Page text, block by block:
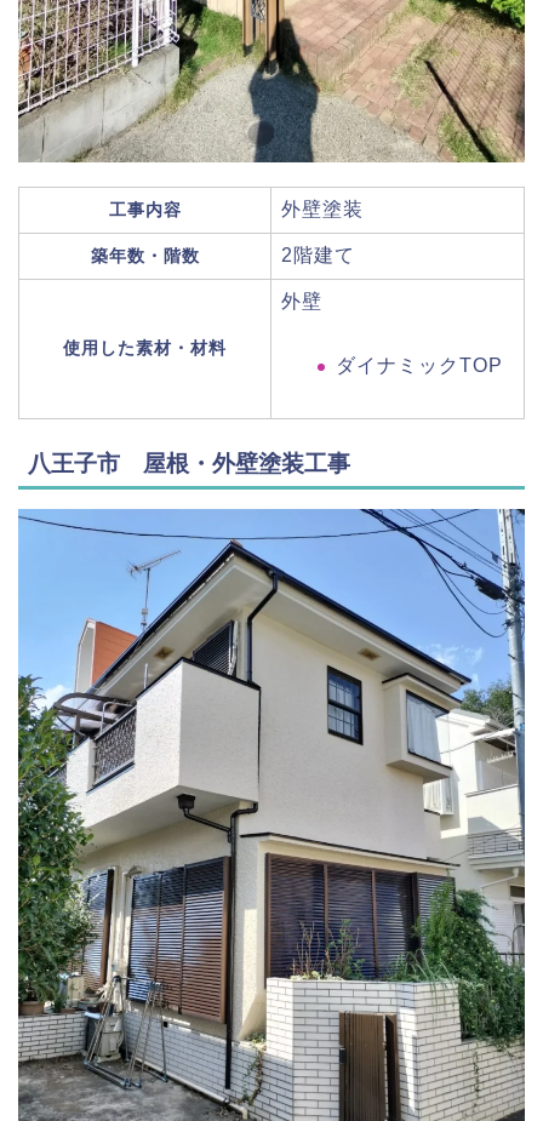
工事内容 ​​​​​外壁塗装
築年数・階数 2階建て
使用した素材・材料
外壁
ダイナミックTOP
八王子市 屋根・外壁塗装工事